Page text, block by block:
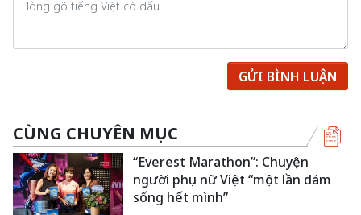
GỬI BÌNH LUẬN
CÙNG CHUYÊN MỤC
“Everest Marathon”: Chuyện
người phụ nữ Việt “một lần dám
sống hết mình”